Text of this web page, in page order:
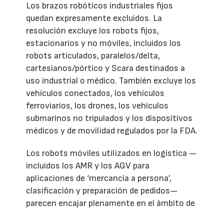
Los brazos robóticos industriales fijos
quedan expresamente excluidos. La
resolución excluye los robots fijos,
estacionarios y no móviles, incluidos los
robots articulados, paralelos/delta,
cartesianos/pórtico y Scara destinados a
uso industrial o médico. También excluye los
vehículos conectados, los vehículos
ferroviarios, los drones, los vehículos
submarinos no tripulados y los dispositivos
médicos y de movilidad regulados por la FDA.
Los robots móviles utilizados en logística —
incluidos los AMR y los AGV para
aplicaciones de ‘mercancía a persona’,
clasificación y preparación de pedidos—
parecen encajar plenamente en el ámbito de